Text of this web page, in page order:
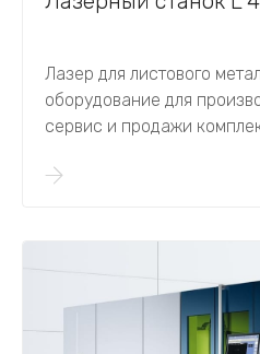
Лазер для листового
оборудование для
сервис и продажи